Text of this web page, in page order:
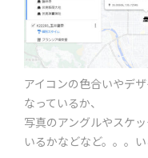
アイコンの色合いやデ
なっているか、
写真のアングルやスケ
いるかなどなど。。。